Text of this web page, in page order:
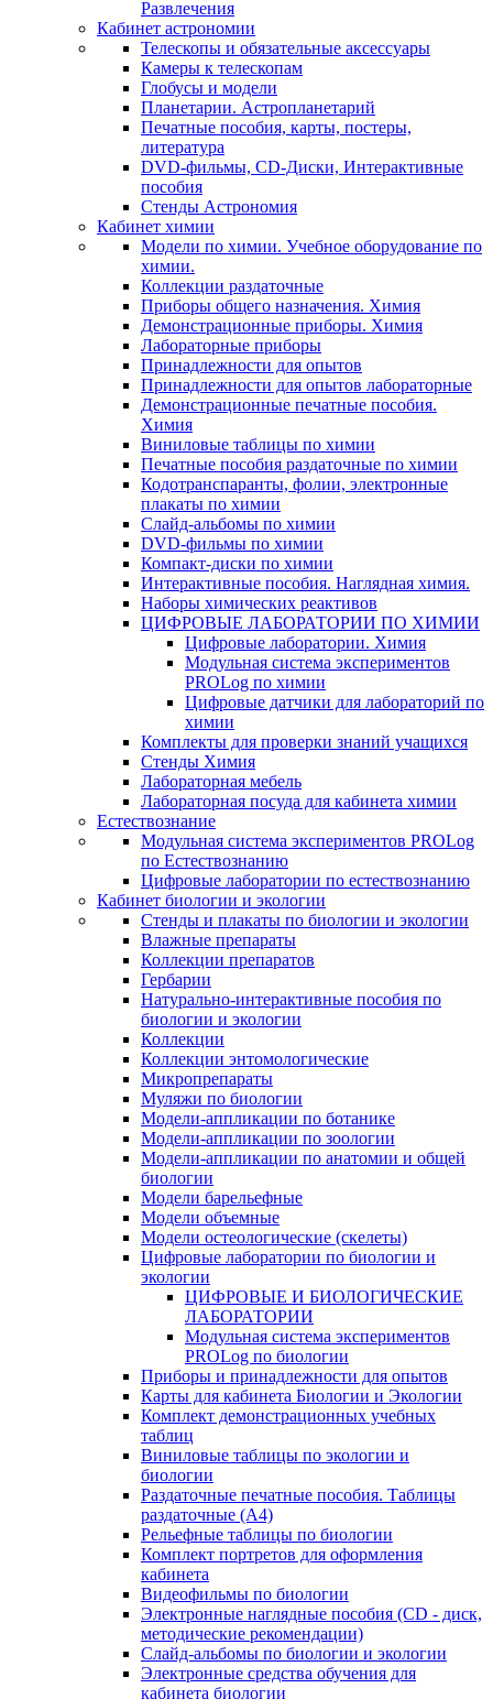
Развлечения
Кабинет астрономии
Телескопы и обязательные аксессуары
Камеры к телескопам
Глобусы и модели
Планетарии. Астропланетарий
Печатные пособия, карты, постеры,
литература
DVD-фильмы, CD-Диски, Интерактивные
пособия
Стенды Астрономия
Кабинет химии
Модели по химии. Учебное оборудование по
химии.
Коллекции раздаточные
Приборы общего назначения. Химия
Демонстрационные приборы. Химия
Лабораторные приборы
Принадлежности для опытов
Принадлежности для опытов лабораторные
Демонстрационные печатные пособия.
Химия
Виниловые таблицы по химии
Печатные пособия раздаточные по химии
Кодотранспаранты, фолии, электронные
плакаты по химии
Слайд-альбомы по химии
DVD-фильмы по химии
Компакт-диски по химии
Интерактивные пособия. Наглядная химия.
Наборы химических реактивов
ЦИФРОВЫЕ ЛАБОРАТОРИИ ПО ХИМИИ
Цифровые лаборатории. Химия
Модульная система экспериментов
PROLog по химии
Цифровые датчики для лабораторий по
химии
Комплекты для проверки знаний учащихся
Стенды Химия
Лабораторная мебель
Лабораторная посуда для кабинета химии
Естествознание
Модульная система экспериментов PROLog
по Естествознанию
Цифровые лаборатории по естествознанию
Кабинет биологии и экологии
Стенды и плакаты по биологии и экологии
Влажные препараты
Коллекции препаратов
Гербарии
Натурально-интерактивные пособия по
биологии и экологии
Коллекции
Коллекции энтомологические
Микропрепараты
Муляжи по биологии
Модели-аппликации по ботанике
Модели-аппликации по зоологии
Модели-аппликации по анатомии и общей
биологии
Модели барельефные
Модели объемные
Модели остеологические (скелеты)
Цифровые лаборатории по биологии и
экологии
ЦИФРОВЫЕ И БИОЛОГИЧЕСКИЕ
ЛАБОРАТОРИИ
Модульная система экспериментов
PROLog по биологии
Приборы и принадлежности для опытов
Карты для кабинета Биологии и Экологии
Комплект демонстрационных учебных
таблиц
Виниловые таблицы по экологии и
биологии
Раздаточные печатные пособия. Таблицы
раздаточные (А4)
Рельефные таблицы по биологии
Комплект портретов для оформления
кабинета
Видеофильмы по биологии
Электронные наглядные пособия (CD - диск,
методические рекомендации)
Слайд-альбомы по биологии и экологии
Электронные средства обучения для
кабинета биологии